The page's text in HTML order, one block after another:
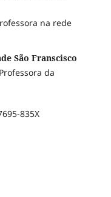
na rede
São Franscisco
da
835X